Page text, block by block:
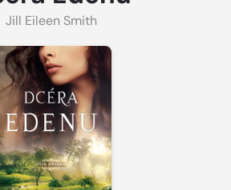
Jill Eileen Smith